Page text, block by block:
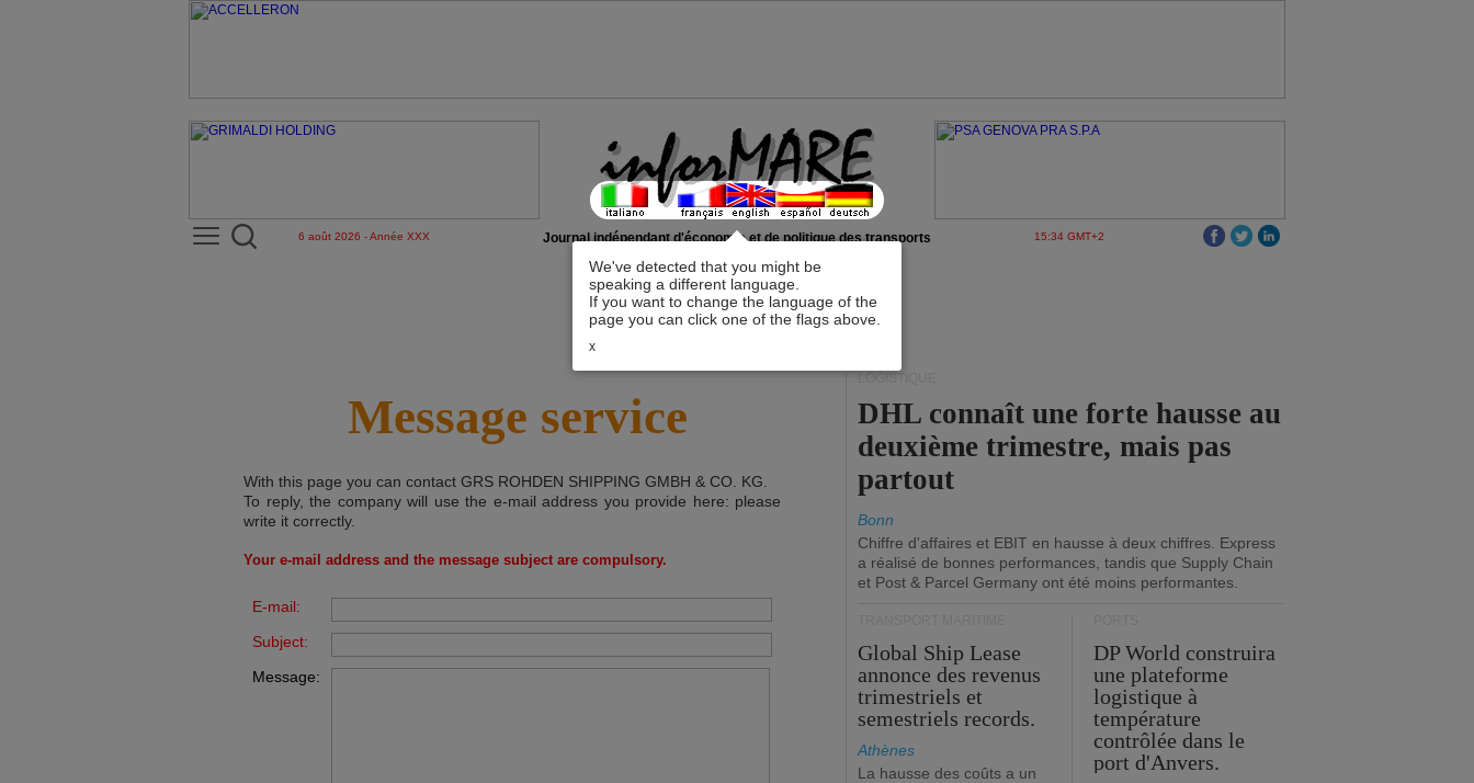
We've detected that you might be
speaking a different language.
If you want to change the language of the
page you can click one of the flags above.
x
6 août 2026 - Année XXX Journal indépendant d'économie et de politique des transports 15:34 GMT+2
Message service
With this page you can contact GRS ROHDEN SHIPPING GMBH & CO. KG
To reply, the company will use the e-mail address you provide here: please
write it correctly.
Your e-mail address and the message subject are compulsory.
E-mail:
Subject:
Message:
LOGISTIQUE
DHL connaît une forte hausse au
deuxième trimestre, mais pas
partout
Bonn
Chiffre d'affaires et EBIT en hausse à deux chiffres. Express
a réalisé de bonnes performances, tandis que Supply Chain
et Post & Parcel Germany ont été moins performantes.
Global Ship Lease
annonce des revenus
trimestriels et
semestriels records.
Athènes
La hausse des coûts a un
DP World construira
une plateforme
logistique à
température
contrôlée dans le
port d'Anvers.